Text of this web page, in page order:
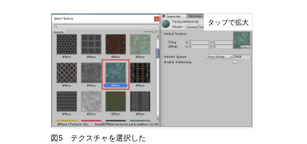
図5 テクスチャを選択した